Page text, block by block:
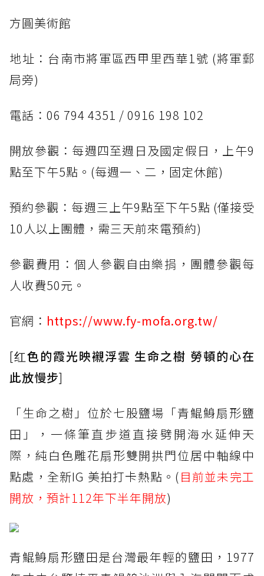
方圓美術館
地址：台南市將軍區西甲里西華1號 (將軍郵
局旁)
電話：06 794 4351 / 0916 198 102
開放參觀：每週四至週日及國定假日，上午9
點至下午5點。(每週一、二，固定休館)
預約參觀：每週三上午9點至下午5點 (僅接受
10人以上團體，需三天前來電預約)
參觀費用：個人參觀自由樂捐，團體參觀每
人收費50元。
官網： https://www.fy-mofa.org.tw/
[红色的霞光映襯浮雲 生命之樹 勞頓的心在
此放慢步]
「生命之樹」位於七股鹽場「青鯤鯓扇形鹽
田」，一條筆直步道直接劈開海水延伸天
際，純白色雕花扇形雙開拱門位居中軸線中
點處，全新IG 美拍打卡熱點。(目前並未完工
開放，預計112年下半年開放)
青鯤鯓扇形鹽田是台灣最年輕的鹽田，1977